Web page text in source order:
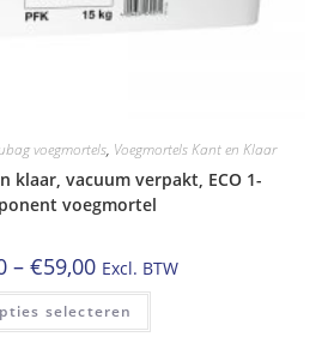
voegmortels, Voegmortels Kant en Klaar
klaar, vacuum verpakt, ECO 1-
voegmortel
– €59,00Prijsklasse:
€58,00
tot
€59,00
Excl. BTW
selecteren
Dit
heeft